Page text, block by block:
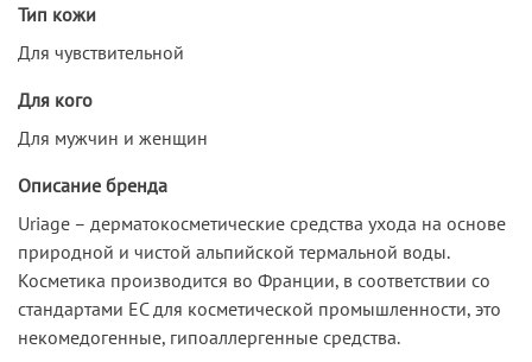
Тип кожи
Для чувствительной
Для кого
Для мужчин и женщин
Описание бренда
Uriage – дерматокосметические средства ухода на основе
природной и чистой альпийской термальной воды.
Косметика производится во Франции, в соответствии со
стандартами ЕС для косметической промышленности, это
некомедогенные, гипоаллергенные средства.